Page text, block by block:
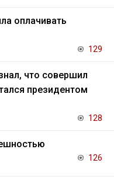
оплачивать
129
что совершил
президентом
128
126